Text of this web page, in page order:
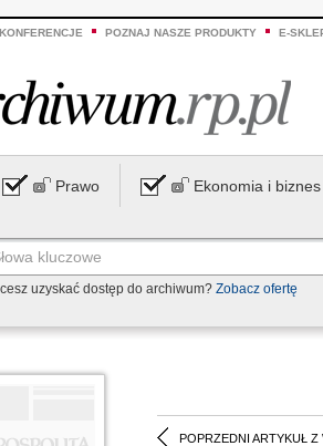
POZNAJ NASZE PRODUKTY E-
Prawo Ekonomia i biznes
uzyskać dostęp do archiwum? Zobacz ofertę
POPRZEDNI ARTYKUŁ Z